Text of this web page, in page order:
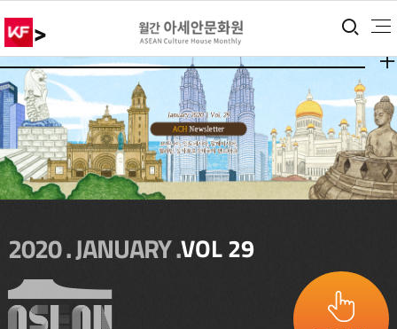
> 통
2020 . JANUARY .VOL 29
더보기